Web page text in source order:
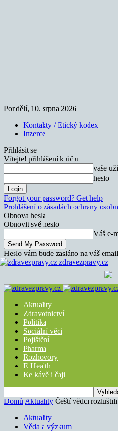
Pondělí, 10. srpna 2026
Kontakty / Etický kodex
Inzerce
Přihlásit se
Vítejte! přihlášení k účtu
vaše
heslo
Forgot your password? Get help
Prohlášení o zásadách ochrany
Obnova hesla
Obnovit své heslo
Váš e-
Heslo vám bude zasláno na váš email
zdravezpravy.cz
Aktuality
Zdravotnictví
Politika
Sociální věci
Pojištění
Pharma
Rozhovory
E-Health
Ke kávě i čaji
Domů Aktuality Čeští vědci
Aktuality
Věda a výzkum